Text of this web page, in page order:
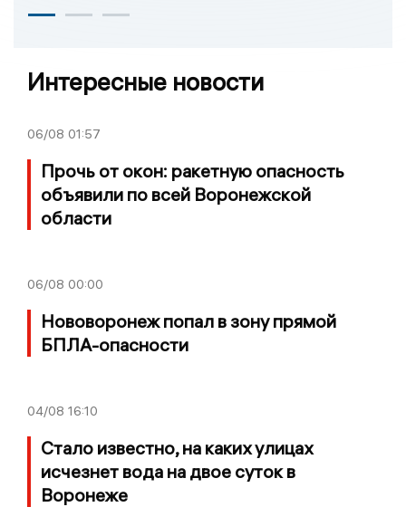
Интересные новости
06/08 01:57
Прочь от окон: ракетную опасность
объявили по всей Воронежской
области
06/08 00:00
Нововоронеж попал в зону прямой
БПЛА-опасности
04/08 16:10
Стало известно, на каких улицах
исчезнет вода на двое суток в
Воронеже